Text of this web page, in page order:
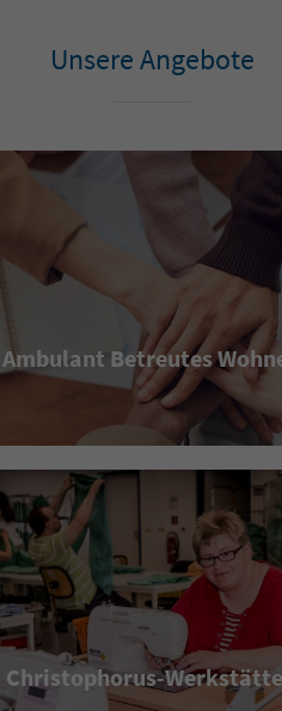
Unsere Angebote
Ambulant Betreutes
Christophorus-